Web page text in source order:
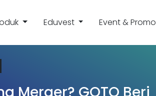
Eduvest Event & Promo